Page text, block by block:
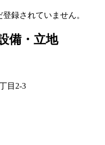
録されていません。
備・立地
目2-3